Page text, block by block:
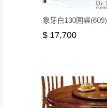
象牙白130圓桌(609)
$ 17,700